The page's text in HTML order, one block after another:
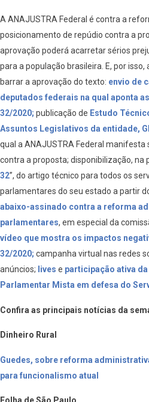
A ANAJUSTRA Federal é contra a
posicionamento de repúdio contra a
aprovação poderá acarretar sérios
para a população brasileira. E, por
barrar a aprovação do texto: envio de
deputados federais na qual aponta
32/2020; publicação de Estudo
Assuntos Legislativos da entidade,
qual a ANAJUSTRA Federal
contra a proposta; disponibilização, na
32”, do artigo técnico para todos os
parlamentares do seu estado a partir
abaixo-assinado contra a reforma
parlamentares, em especial da
vídeo que mostra os impactos
32/2020; campanha virtual nas redes
anúncios; lives e participação ativa
Parlamentar Mista em defesa do
Confira as principais notícias da
Dinheiro Rural
Guedes, sobre reforma
para funcionalismo atual